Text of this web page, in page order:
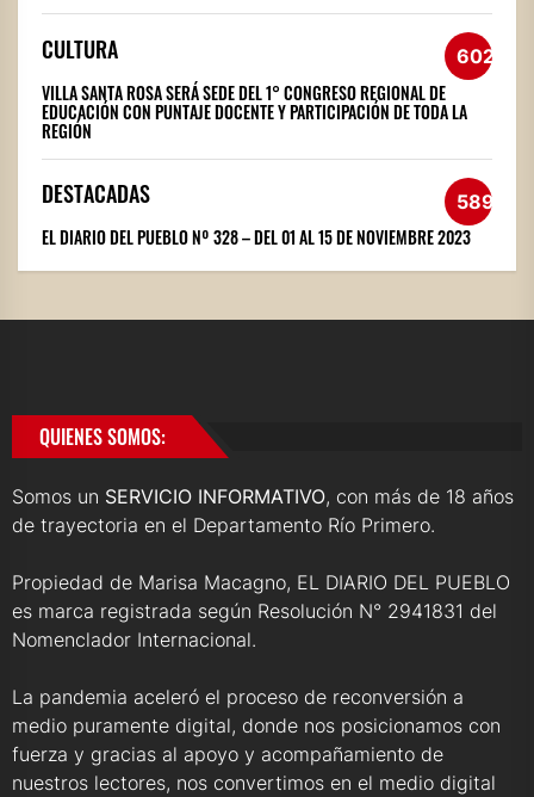
CULTURA 602
VILLA SANTA ROSA SERÁ SEDE DEL 1° CONGRESO REGIONAL DE
EDUCACIÓN CON PUNTAJE DOCENTE Y PARTICIPACIÓN DE TODA LA
REGIÓN
DESTACADAS 589
EL DIARIO DEL PUEBLO Nº 328 – DEL 01 AL 15 DE NOVIEMBRE 2023
QUIENES SOMOS:
Somos un SERVICIO INFORMATIVO, con más de 18 años
de trayectoria en el Departamento Río Primero.
Propiedad de Marisa Macagno, EL DIARIO DEL PUEBLO
es marca registrada según Resolución N° 2941831 del
Nomenclador Internacional.
La pandemia aceleró el proceso de reconversión a
medio puramente digital, donde nos posicionamos con
fuerza y gracias al apoyo y acompañamiento de
nuestros lectores, nos convertimos en el medio digital